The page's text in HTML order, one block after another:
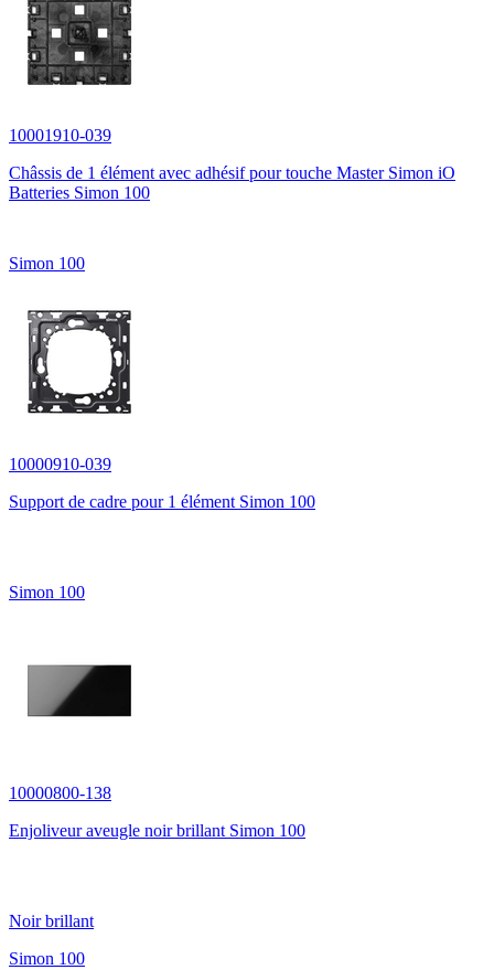
10001910-039
Châssis de 1 élément avec adhésif pour touche Master Simon iO
Batteries Simon 100
Simon 100
10000910-039
Support de cadre pour 1 élément Simon 100
Simon 100
10000800-138
Enjoliveur aveugle noir brillant Simon 100
Noir brillant
Simon 100